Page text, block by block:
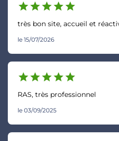
starstarstarstarstar
très bon site, accueil et
le 15/07/2026
starstarstarstarstar
RAS, très professionnel
le 03/09/2025